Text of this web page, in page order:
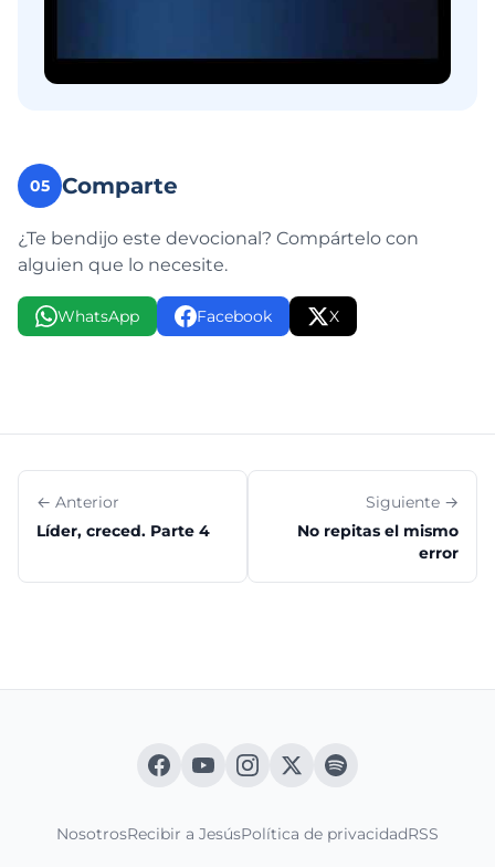
05 Comparte
¿Te bendijo este devocional? Compártelo con
alguien que lo necesite.
WhatsApp Facebook X
← Anterior
Líder, creced. Parte 4
Siguiente →
No repitas el mismo
error
NosotrosRecibir a JesúsPolítica de privacidadRSS